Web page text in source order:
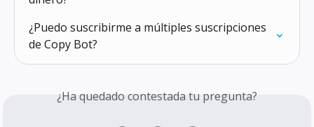
¿Puedo suscribirme a múltiples suscripciones
de Copy Bot?
¿Ha quedado contestada tu pregunta?